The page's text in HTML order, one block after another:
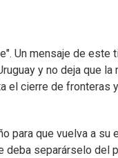
Un mensaje de
y no deja que
el cierre de fronteras
para que vuelva a
deba separárselo